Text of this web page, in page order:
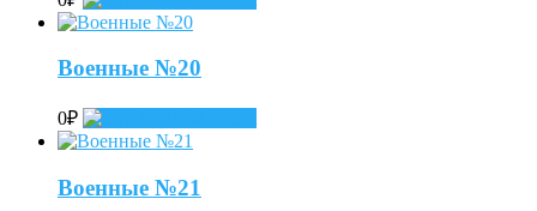
Военные №20
0₽
Военные №21